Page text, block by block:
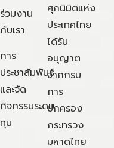
ร่วมงาน
กับเรา
การ
ประชาสัมพันธ์
และจัด
กิจกรรมระดม
ทุน
ศุภนิมิตแห่ง
ประเทศไทย
ได้รับ
อนุญาต
จากกรม
การ
ปกครอง
กระทรวง
มหาดไทย